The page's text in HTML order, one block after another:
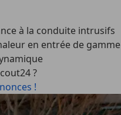
à la conduite intrusifs
en entrée de gamme
?
!